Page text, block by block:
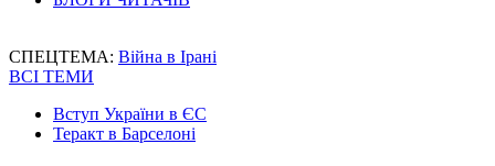
СПЕЦТЕМА: Війна в Ірані
ВСІ ТЕМИ
Вступ України в ЄС
Теракт в Барселоні